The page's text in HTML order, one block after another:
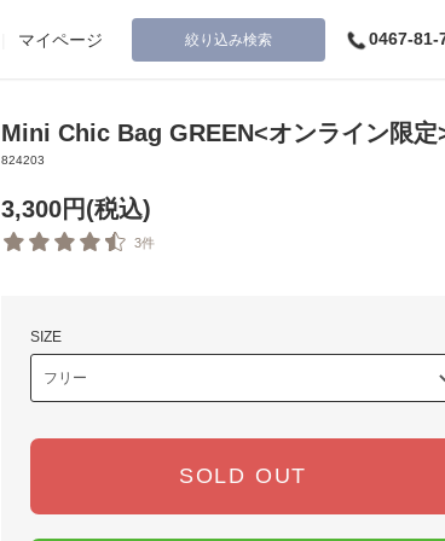
マイページ 絞り込み検索 0467-81-
Mini Chic Bag GREEN<オンライン限定
824203
3,300円(税込)
3件
SIZE
SOLD OUT